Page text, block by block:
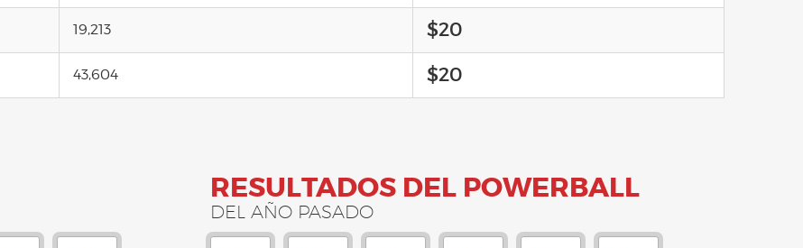
19,213 $20
43,604 $20
RESULTADOS DEL POWERBALL
DEL AÑO PASADO